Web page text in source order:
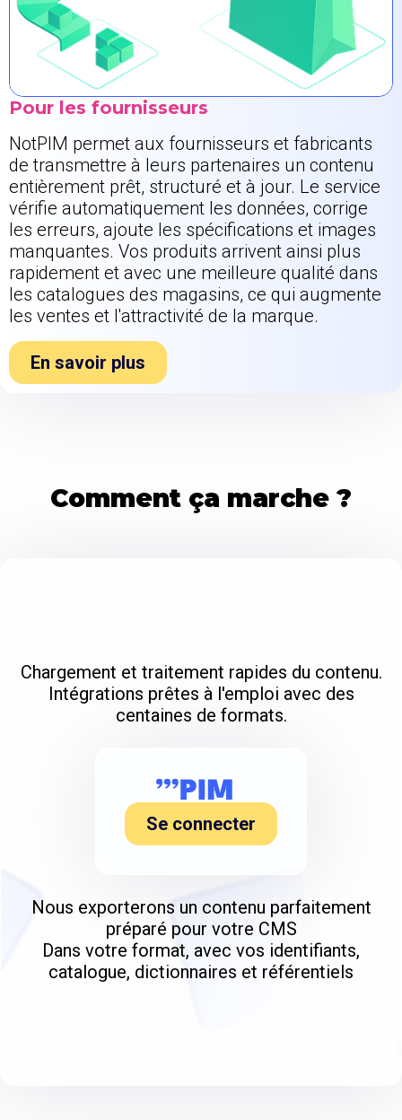
Pour les fournisseurs
NotPIM permet aux fournisseurs et fabricants
de transmettre à leurs partenaires un contenu
entièrement prêt, structuré et à jour. Le service
vérifie automatiquement les données, corrige
les erreurs, ajoute les spécifications et images
manquantes. Vos produits arrivent ainsi plus
rapidement et avec une meilleure qualité dans
les catalogues des magasins, ce qui augmente
les ventes et l'attractivité de la marque.
En savoir plus
Comment ça marche ?
Chargement et traitement rapides du contenu.
Intégrations prêtes à l'emploi avec des
centaines de formats.
Se connecter
Nous exporterons un contenu parfaitement
préparé pour votre CMS
Dans votre format, avec vos identifiants,
catalogue, dictionnaires et référentiels